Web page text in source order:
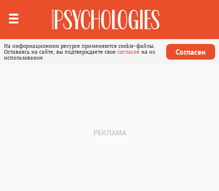
На информационном ресурсе применяются cookie-файлы.
Оставаясь на сайте, вы подтверждаете свое согласие на их
использование.
Согласен